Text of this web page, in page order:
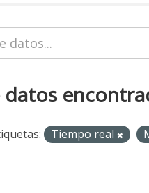
Tiempo real